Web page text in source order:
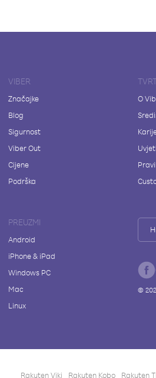
VIBER
Značajke
Blog
Sigurnost
Viber Out
Cijene
Podrška
O
PREUZMI
Android
iPhone & iPad
Windows PC
Mac
Linux
©
Rakuten Viki Rakuten Kobo Rakuten